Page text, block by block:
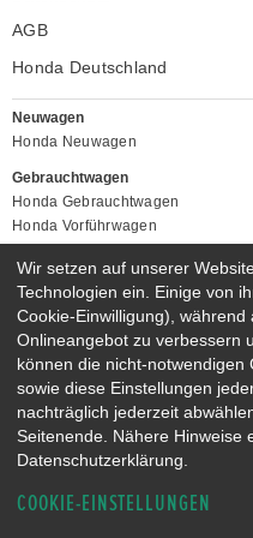
AGB
Honda Deutschland
Neuwagen
Honda Neuwagen
Gebrauchtwagen
Honda Gebrauchtwagen
Honda Vorführwagen
Gesamtbestand
NEUWAGENMODELLE
HONDA JAZZ E:HEV
HONDA PRELUDE E:HEV
HONDA ZR-V E:HEV
Wir setzen auf unserer
Technologien ein. Einige von
Cookie-Einwilligung),
Onlineangebot zu verbessern
können die nicht-
sowie diese Einstellungen
nachträglich jederzeit
Seitenende. Nähere Hinweise
Datenschutzerklärung.
COOKIE-EINSTELLUNGEN